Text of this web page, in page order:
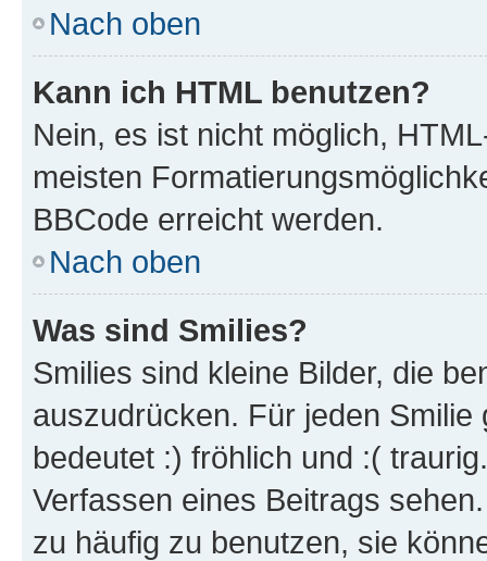
Nach oben
Kann ich HTML benutzen?
Nein, es ist nicht möglich,
meisten
BBCode erreicht werden.
Nach oben
Was sind Smilies?
Smilies sind kleine Bilder, die
auszudrücken. Für jeden
bedeutet :) fröhlich und :(
Verfassen eines Beitrags
zu häufig zu benutzen, sie